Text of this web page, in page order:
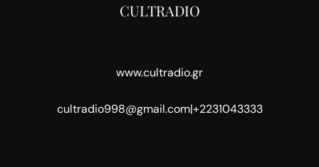
CULTRADIO
www.cultradio.gr
cultradio998@gmail.com|+2231043333